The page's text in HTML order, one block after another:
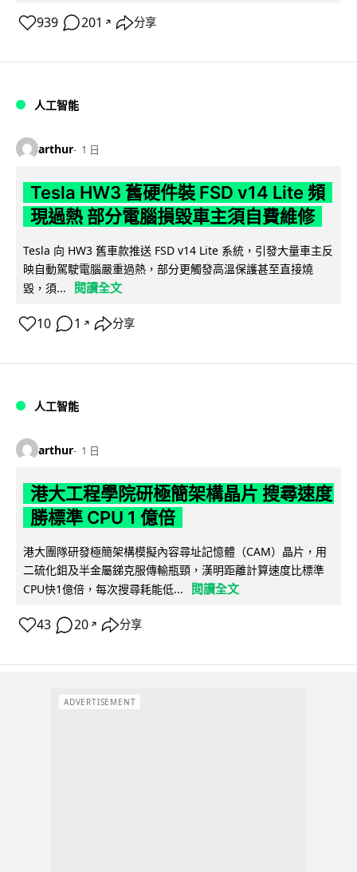
939 201 ↗ 分享
人工智能
arthur 1 日
Tesla HW3 舊硬件裝 FSD v14 Lite 頻
現過熱 部分電腦損毀車主須自費維修
Tesla 向 HW3 舊車款推送 FSD v14 Lite 系統，引發大量車主反
映自動駕駛電腦嚴重過熱，部分更觸發高溫保護甚至直接燒
毀，須...
閱讀全文
10 1 ↗ 分享
人工智能
arthur 1 日
港大工程學院研極簡架構晶片 搜尋速度
勝標準 CPU 1 億倍
港大團隊研發極簡架構模擬內容尋址記憶體（CAM）晶片，用
二硫化鉬及半金屬銻克服傳輸瓶頸，漢明距離計算速度比標準
CPU快1億倍，每次搜尋耗能低...
閱讀全文
43 20 ↗ 分享
ADVERTISEMENT